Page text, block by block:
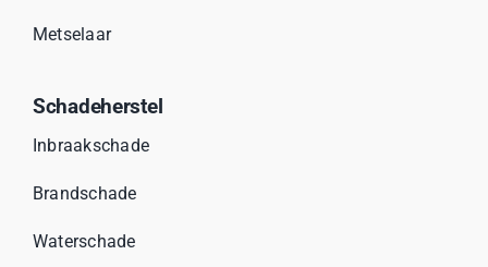
Metselaar
Schadeherstel
Inbraakschade
Brandschade
Waterschade